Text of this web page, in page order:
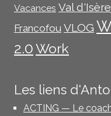
Vacances Val d'Isère
Francofou VLOG
2.0Work
Les liens
ACTING — Le